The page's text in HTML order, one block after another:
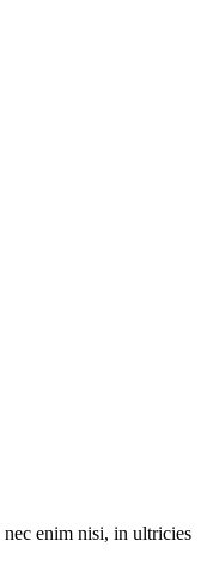
nec enim nisi, in ultricies